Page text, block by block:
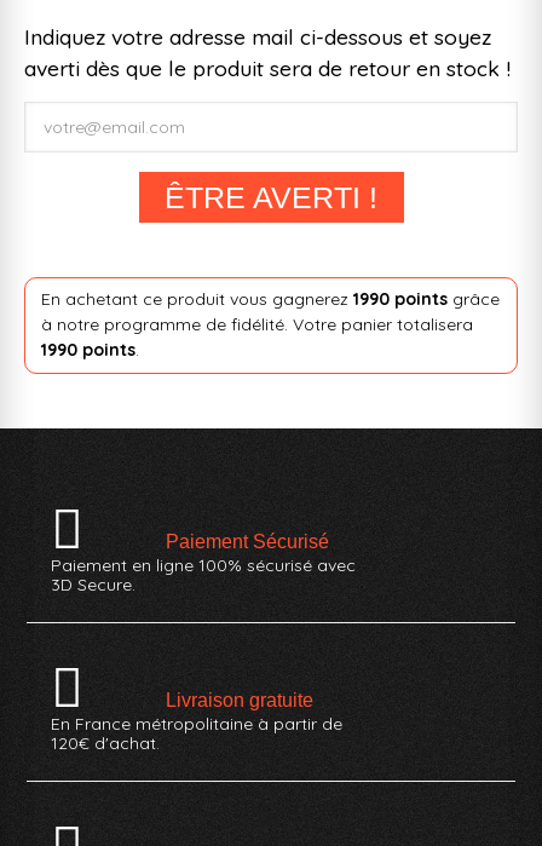
Indiquez votre adresse mail ci-dessous et soyez
averti dès que le produit sera de retour en stock !
ÊTRE AVERTI !
En achetant ce produit vous gagnerez 1990 pointsgrâce
à notre programme de fidélité. Votre panier totalisera
1990 points.
Paiement Sécurisé
Paiement en ligne 100% sécurisé avec
3D Secure.
Livraison gratuite
En France métropolitaine à partir de
120€ d'achat.